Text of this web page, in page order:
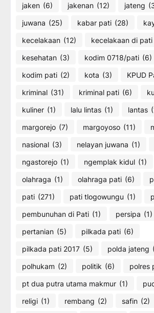
jaken (6) jakenan (12) jateng
juwana (25) kabar pati (28)
kecelakaan (12) kecelakaan di pati
kesehatan (3) kodim 0718/pati (6)
kodim pati (2) kota (3) KPUD
kriminal (31) kriminal pati (6)
kuliner (1) lalu lintas (1) lantas
margorejo (7) margoyoso (11)
nasional (3) nelayan juwana (1)
ngastorejo (1) ngemplak kidul (1)
olahraga (1) olahraga pati (6)
pati (271) pati tlogowungu (1)
pembunuhan di Pati (1) persipa (1)
pertanian (5) pilkada pati (6)
pilkada pati 2017 (5) polda jateng
polhukam (2) politik (6) polres
pt dua putra utama makmur (1)
religi (1) rembang (2) safin (2)